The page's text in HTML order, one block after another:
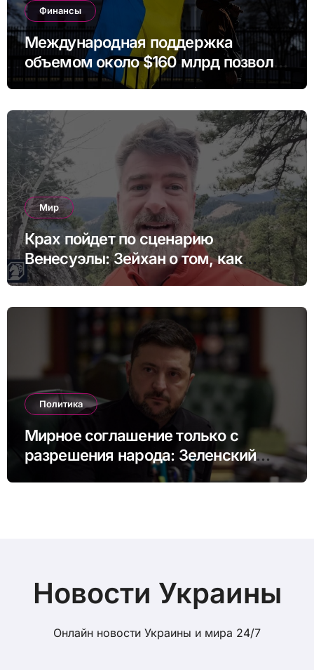
Финансы
Международная поддержка
объемом около $160 млрд позволит
Украине профинансировать
Мир
Крах пойдет по сценарию
Венесуэлы: Зейхан о том, как
может выглядеть коллапс Китая
Политика
Мирное соглашение только с
разрешения народа: Зеленский
назвал возможные сроки
Новости Украины
Онлайн новости Украины и мира 24/7